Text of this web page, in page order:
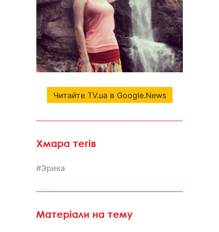
Читайте TV.ua в Google.News
Хмара тегів
Эрика
Матеріали на тему